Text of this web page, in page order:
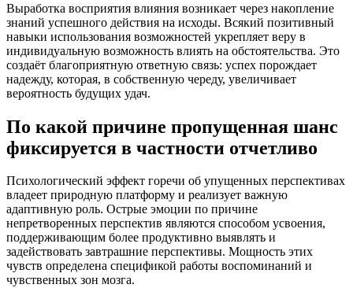
Выработка восприятия влияния возникает через накопление
знаний успешного действия на исходы. Всякий позитивный
навыки использования возможностей укрепляет веру в
индивидуальную возможность влиять на обстоятельства. Это
создаёт благоприятную ответную связь: успех порождает
надежду, которая, в собственную череду, увеличивает
вероятность будущих удач.
По какой причине пропущенная шанс
фиксируется в частности отчетливо
Психологический эффект горечи об упущенных перспективах
владеет природную платформу и реализует важную
адаптивную роль. Острые эмоции по причине
непретворенных перспектив являются способом усвоения,
поддерживающим более продуктивно выявлять и
задействовать завтрашние перспективы. Мощность этих
чувств определена спецификой работы воспоминаний и
чувственных зон мозга.